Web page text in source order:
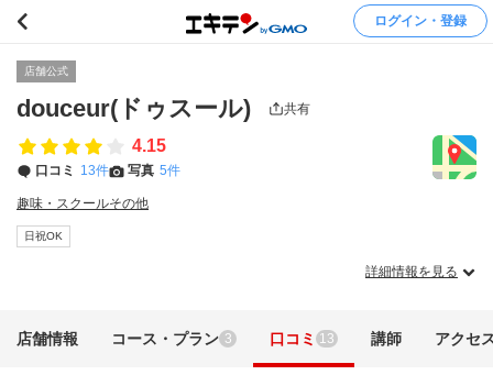
ログイン・登録
店舗公式
douceur(ドゥスール) 共有
4.15
口コミ 13件 写真 5件
趣味・スクールその他
日祝OK
詳細情報を見る
店舗情報 コース・プラン 3 口コミ 13 講師 アクセ